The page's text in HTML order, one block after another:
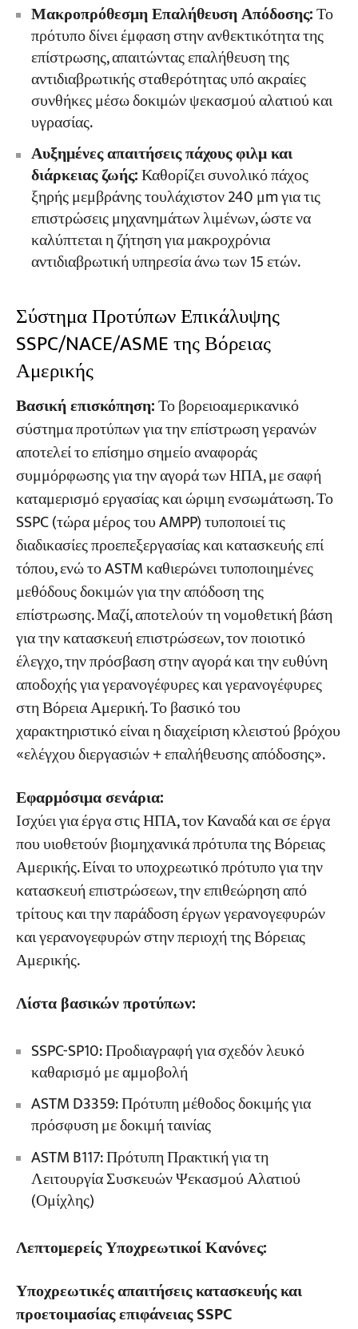
Μακροπρόθεσμη Επαλήθευση Απόδοσης:Το
πρότυπο δίνει έμφαση στην ανθεκτικότητα της
επίστρωσης, απαιτώντας επαλήθευση της
αντιδιαβρωτικής σταθερότητας υπό ακραίες
συνθήκες μέσω δοκιμών ψεκασμού αλατιού και
υγρασίας.
Αυξημένες απαιτήσεις πάχους φιλμ και
διάρκειας ζωής:Καθορίζει συνολικό πάχος
ξηρής μεμβράνης τουλάχιστον 240 μm για τις
επιστρώσεις μηχανημάτων λιμένων, ώστε να
καλύπτεται η ζήτηση για μακροχρόνια
αντιδιαβρωτική υπηρεσία άνω των 15 ετών.
Σύστημα Προτύπων Επικάλυψης
SSPC/NACE/ASME της Βόρειας
Αμερικής
Βασική επισκόπηση:Το βορειοαμερικανικό
σύστημα προτύπων για την επίστρωση γερανών
αποτελεί το επίσημο σημείο αναφοράς
συμμόρφωσης για την αγορά των ΗΠΑ, με σαφή
καταμερισμό εργασίας και ώριμη ενσωμάτωση. Το
SSPC (τώρα μέρος του AMPP) τυποποιεί τις
διαδικασίες προεπεξεργασίας και κατασκευής επί
τόπου, ενώ το ASTM καθιερώνει τυποποιημένες
μεθόδους δοκιμών για την απόδοση της
επίστρωσης. Μαζί, αποτελούν τη νομοθετική βάση
για την κατασκευή επιστρώσεων, τον ποιοτικό
έλεγχο, την πρόσβαση στην αγορά και την ευθύνη
αποδοχής για γερανογέφυρες και γερανογέφυρες
στη Βόρεια Αμερική. Το βασικό του
χαρακτηριστικό είναι η διαχείριση κλειστού βρόχου
«ελέγχου διεργασιών + επαλήθευσης απόδοσης».
Εφαρμόσιμα σενάρια:
Ισχύει για έργα στις ΗΠΑ, τον Καναδά και σε έργα
που υιοθετούν βιομηχανικά πρότυπα της Βόρειας
Αμερικής. Είναι το υποχρεωτικό πρότυπο για την
κατασκευή επιστρώσεων, την επιθεώρηση από
τρίτους και την παράδοση έργων γερανογεφυρών
και γερανογεφυρών στην περιοχή της Βόρειας
Αμερικής.
Λίστα βασικών προτύπων:
SSPC-SP10: Προδιαγραφή για σχεδόν λευκό
καθαρισμό με αμμοβολή
ASTM D3359: Πρότυπη μέθοδος δοκιμής για
πρόσφυση με δοκιμή ταινίας
ASTM B117: Πρότυπη Πρακτική για τη
Λειτουργία Συσκευών Ψεκασμού Αλατιού
(Ομίχλης)
Λεπτομερείς Υποχρεωτικοί Κανόνες:
Υποχρεωτικές απαιτήσεις κατασκευής και
προετοιμασίας επιφάνειας SSPC